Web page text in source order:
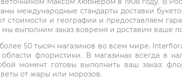
международные стандарты доставки
и географии и предоставляем
выполним заказ вовремя и доставим ваше
50 тысяч магазинов во всем мире.
флористики. В магазинах всегда в
момент готовы выполнить ваш заказ:
от жары или морозов.